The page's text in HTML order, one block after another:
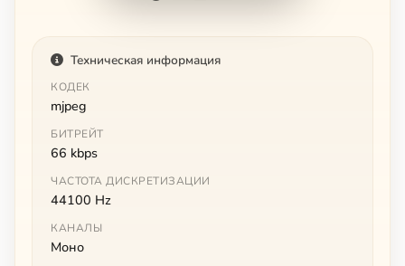
Техническая информация
КОДЕК
mjpeg
БИТРЕЙТ
66 kbps
ЧАСТОТА ДИСКРЕТИЗАЦИИ
44100 Hz
КАНАЛЫ
Моно